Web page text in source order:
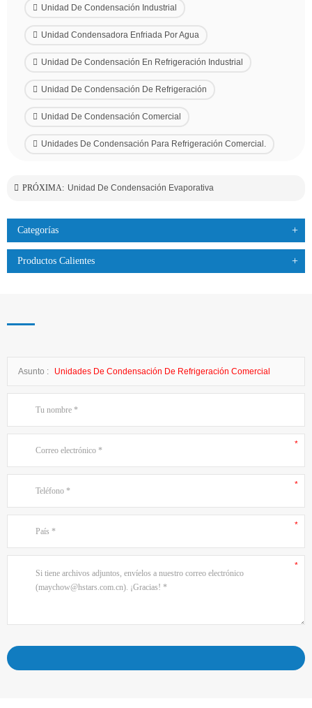
Unidad De Condensación Industrial
Unidad Condensadora Enfriada Por Agua
Unidad De Condensación En Refrigeración Industrial
Unidad De Condensación De Refrigeración
Unidad De Condensación Comercial
Unidades De Condensación Para Refrigeración Comercial.
PRÓXIMA: Unidad De Condensación Evaporativa
Categorías
Productos Calientes
Asunto : Unidades De Condensación De Refrigeración Comercial